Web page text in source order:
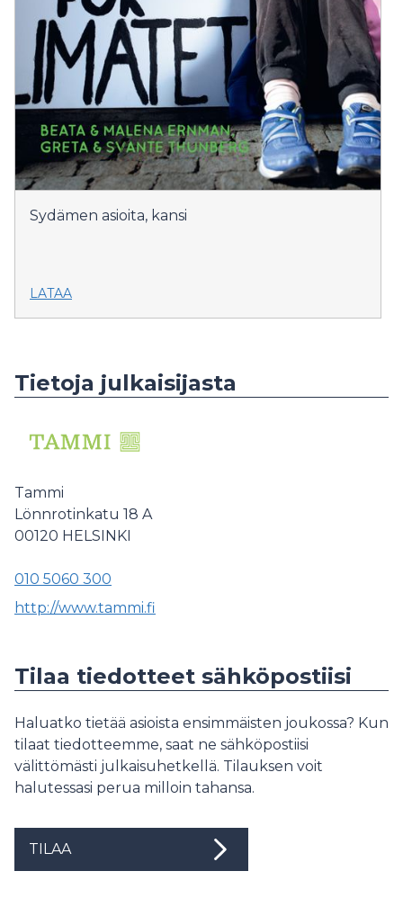
Sydämen asioita, kansi
LATAA
Tietoja julkaisijasta
Tammi
Lönnrotinkatu 18 A
00120 HELSINKI
010 5060 300
http://www.tammi.fi
Tilaa tiedotteet sähköpostiisi
Haluatko tietää asioista ensimmäisten joukossa? Kun
tilaat tiedotteemme, saat ne sähköpostiisi
välittömästi julkaisuhetkellä. Tilauksen voit
halutessasi perua milloin tahansa.
TILAA